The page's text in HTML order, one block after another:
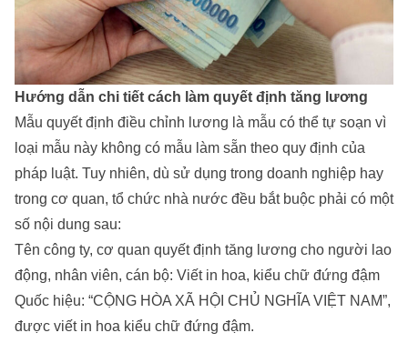
Hướng dẫn chi tiết cách làm quyết định tăng lương
Mẫu quyết định điều chỉnh lương là mẫu có thể tự soạn vì
loại mẫu này không có mẫu làm sẵn theo quy định của
pháp luật. Tuy nhiên, dù sử dụng trong doanh nghiệp hay
trong cơ quan, tổ chức nhà nước đều bắt buộc phải có một
số nội dung sau:
Tên công ty, cơ quan quyết định tăng lương cho người lao
động, nhân viên, cán bộ: Viết in hoa, kiểu chữ đứng đậm
Quốc hiệu: “CỘNG HÒA XÃ HỘI CHỦ NGHĨA VIỆT NAM”,
được viết in hoa kiểu chữ đứng đậm.